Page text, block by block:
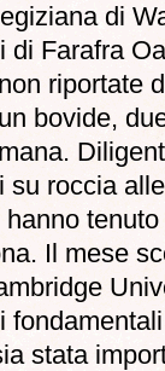
di
di Farafra
riportate
bovide,
su roccia
hanno
Il mese
stata